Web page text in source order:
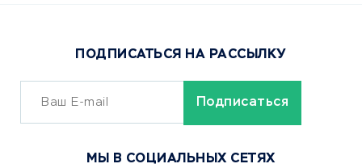
Сервисы доставки
ОБУЧЕНИЕ И РАБОТА
ПОДПИСАТЬСЯ НА РАССЫЛКУ
МЫ В СОЦИАЛЬНЫХ СЕТЯХ